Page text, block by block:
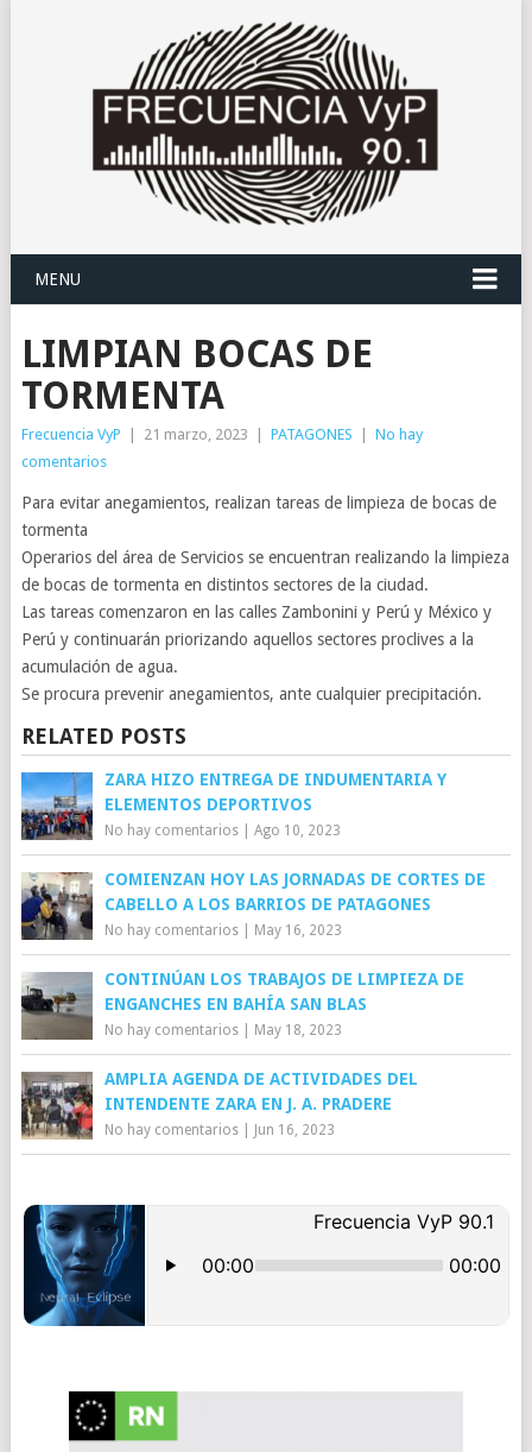
MENU
LIMPIAN BOCAS DE
TORMENTA
Frecuencia VyP 21 marzo, 2023 PATAGONES
No hay
comentarios
Para evitar anegamientos, realizan tareas de limpieza de bocas de
tormenta
Operarios del área de Servicios se encuentran realizando la limpieza
de bocas de tormenta en distintos sectores de la ciudad.
Las tareas comenzaron en las calles Zambonini y Perú y México y
Perú y continuarán priorizando aquellos sectores proclives a la
acumulación de agua.
Se procura prevenir anegamientos, ante cualquier precipitación.
RELATED POSTS
ZARA HIZO ENTREGA DE INDUMENTARIA Y
ELEMENTOS DEPORTIVOS
No hay comentarios| Ago 10, 2023
COMIENZAN HOY LAS JORNADAS DE CORTES DE
CABELLO A LOS BARRIOS DE PATAGONES
No hay comentarios| May 16, 2023
CONTINÚAN LOS TRABAJOS DE LIMPIEZA DE
ENGANCHES EN BAHÍA SAN BLAS
No hay comentarios| May 18, 2023
AMPLIA AGENDA DE ACTIVIDADES DEL
INTENDENTE ZARA EN J. A. PRADERE
No hay comentarios| Jun 16, 2023